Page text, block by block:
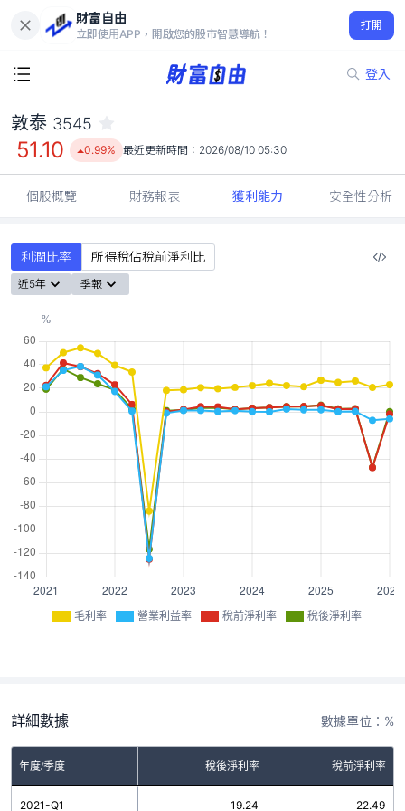
財富自由
立即使用APP，開啟您的股市智慧導航！
打開
登入
51.10
0.99%
敦泰 3545
51.10 0.99% 最近更新時間： 2026/08/10 05:30
個股概覽 財務報表 獲利能力 安全性分析
利潤比率 所得稅佔稅前淨利比
近5年 季報
毛利率 營業利益率 稅前淨利率 稅後淨利率
詳細數據 數據單位：%
年度/季度 稅後淨利率 稅前淨利率
2021-Q1 19.24 22.49